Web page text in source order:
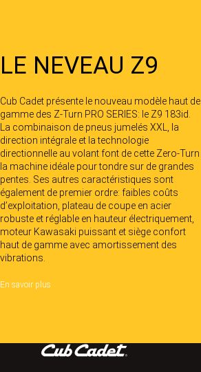
LE NEVEAU Z9
Cub Cadet présente le nouveau modèle haut de
gamme des Z-Turn PRO SERIES: le Z9 183id.
La combinaison de pneus jumelés XXL, la
direction intégrale et la technologie
directionnelle au volant font de cette Zero-Turn
la machine idéale pour tondre sur de grandes
pentes. Ses autres caractéristiques sont
également de premier ordre: faibles coûts
d’exploitation, plateau de coupe en acier
robuste et réglable en hauteur électriquement,
moteur Kawasaki puissant et siège confort
haut de gamme avec amortissement des
vibrations.
En savoir plus